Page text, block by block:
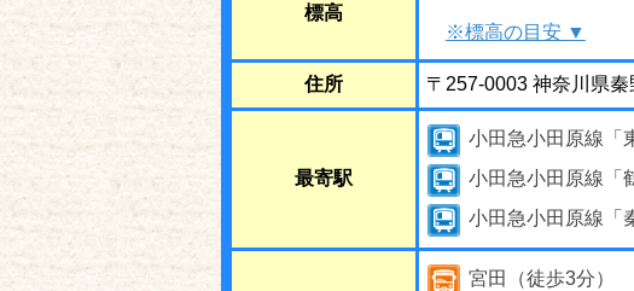
標高
※標高の目安 ▼
住所 〒257-0003 神奈川県
最寄駅
小田急小田原線「
小田急小田原線「
小田急小田原線「
宮田（徒歩3分）